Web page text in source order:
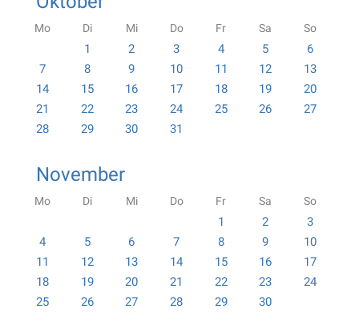
Mo Di Mi Do Fr Sa So
1 2 3 4 5
6
7
8 9 10 11 12
13
14
15 16 17 18 19
20
21
22 23 24 25 26
27
28
29 30 31
November
Mo Di Mi Do Fr Sa So
1 2
3
4
5 6 7 8 9
10
11
12 13 14 15 16
17
18
19 20 21 22 23
24
25
26 27 28 29 30